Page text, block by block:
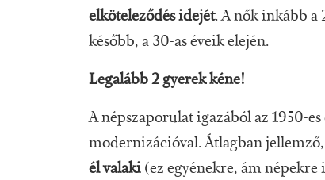
elköteleződés idejét. A nők inkább a
később, a 30-as éveik elején.
Legalább 2 gyerek kéne!
A népszaporulat igazából az 1950-
modernizációval. Átlagban
él valaki (ez egyénekre, ám népekre